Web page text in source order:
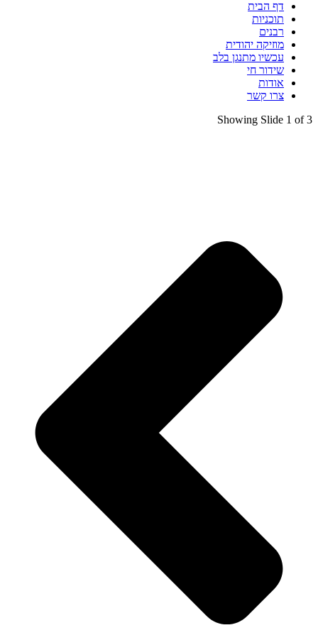
דף הבית
תוכניות
רבנים
מוזיקה יהודית
עכשיו מתנגן בלב
שידור חי
אודות
צרו קשר
Showing Slide 1 of 3